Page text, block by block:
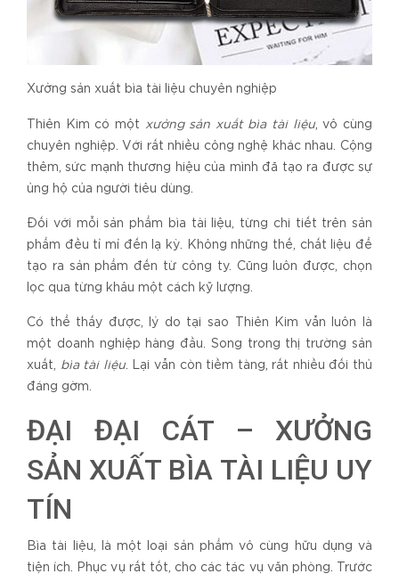
Xưởng sản xuất bìa tài liệu chuyên nghiệp
Thiên Kim có một xưởng sản xuất bìa tài liệu, vô cùng
chuyên nghiệp. Với rất nhiều công nghệ khác nhau. Cộng
thêm, sức mạnh thương hiệu của mình đã tạo ra được sự
ủng hộ của người tiêu dùng.
Đối với mỗi sản phẩm bìa tài liệu, từng chi tiết trên sản
phẩm đều tỉ mỉ đến lạ kỳ. Không những thế, chất liệu để
tạo ra sản phẩm đến từ công ty. Cũng luôn được, chọn
lọc qua từng khâu một cách kỹ lượng.
Có thể thấy được, lý do tại sao Thiên Kim vẫn luôn là
một doanh nghiệp hàng đầu. Song trong thị trường sản
xuất,
bìa tài liệu. Lại vẫn còn tiềm tàng, rất nhiều đối thủ
đáng gờm.
ĐẠI ĐẠI CÁT – XƯỞNG
SẢN XUẤT BÌA TÀI LIỆU UY
TÍN
Bìa tài liệu, là một loại sản phẩm vô cùng hữu dụng và
tiện ích. Phục vụ rất tốt, cho các tác vụ văn phòng. Trước